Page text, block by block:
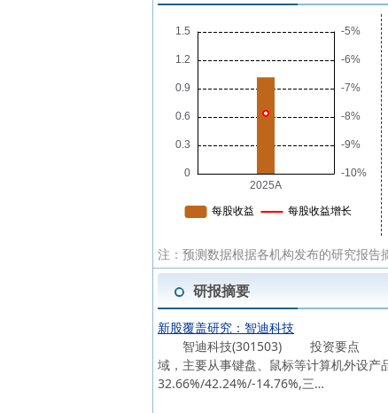
注：预测数据根据各机构发布的研究报
研报摘要
新股覆盖研究：智迪科技
智迪科技(301503) 投资要点 本周
域，主要从事键盘、鼠标等计算机外设
32.66%/42.24%/-14.76%,三…